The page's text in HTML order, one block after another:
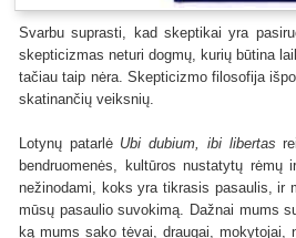
Svarbu suprasti, kad skeptikai yra
skepticizmas neturi dogmų, kurių būtina
tačiau taip nėra. Skepticizmo filosofija
skatinančių veiksnių.
Lotynų patarlė Ubi dubium, ibi libertas
bendruomenės, kultūros nustatytų
nežinodami, koks yra tikrasis pasaulis, ir
mūsų pasaulio suvokimą. Dažnai mums
ką mums sako tėvai, draugai,